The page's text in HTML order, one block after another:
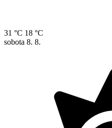
31 °C 18 °C
sobota 8. 8.